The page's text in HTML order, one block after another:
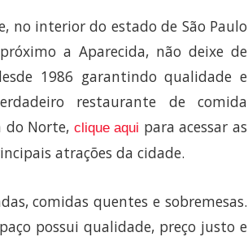
no interior do estado de São Paulo
a Aparecida, não deixe de
1986 garantindo qualidade e
restaurante de comida
do Norte, clique aqui para acessar as
atrações da cidade.
comidas quentes e sobremesas.
possui qualidade, preço justo e